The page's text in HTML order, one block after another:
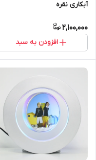
آبکاری نقره
2,100,000
افزودن به سبد